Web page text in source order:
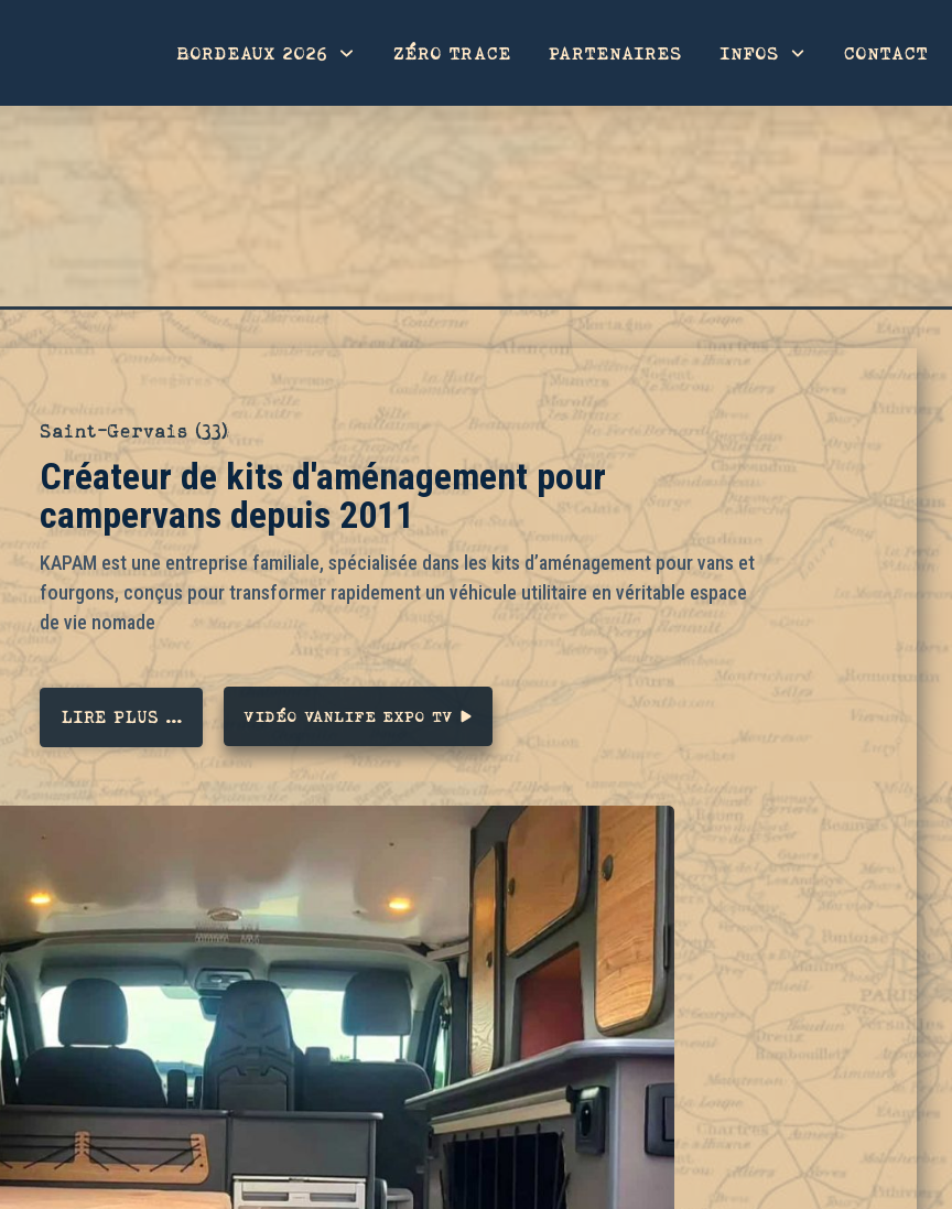
BORDEAUX 2026 ZÉRO TRACE PARTENAIRES INFOS CONTACT
Saint-Gervais (33)
Créateur de kits d'aménagement pour
campervans depuis 2011
KAPAM est une entreprise familiale, spécialisée dans les kits d’aménagement pour vans et
fourgons, conçus pour transformer rapidement un véhicule utilitaire en véritable espace
de vie nomade
LIRE PLUS ... VIDÉO VANLIFE EXPO TV